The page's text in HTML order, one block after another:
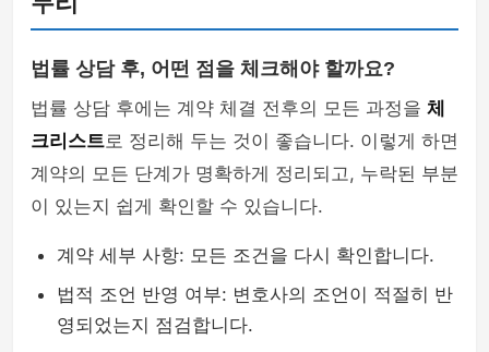
법률 상담 후, 어떤 점을 체크해야 할까요?
법률 상담 후에는 계약 체결 전후의 모든 과정을 체
크리스트로 정리해 두는 것이 좋습니다. 이렇게 하면
계약의 모든 단계가 명확하게 정리되고, 누락된 부분
이 있는지 쉽게 확인할 수 있습니다.
계약 세부 사항: 모든 조건을 다시 확인합니다.
법적 조언 반영 여부: 변호사의 조언이 적절히 반
영되었는지 점검합니다.